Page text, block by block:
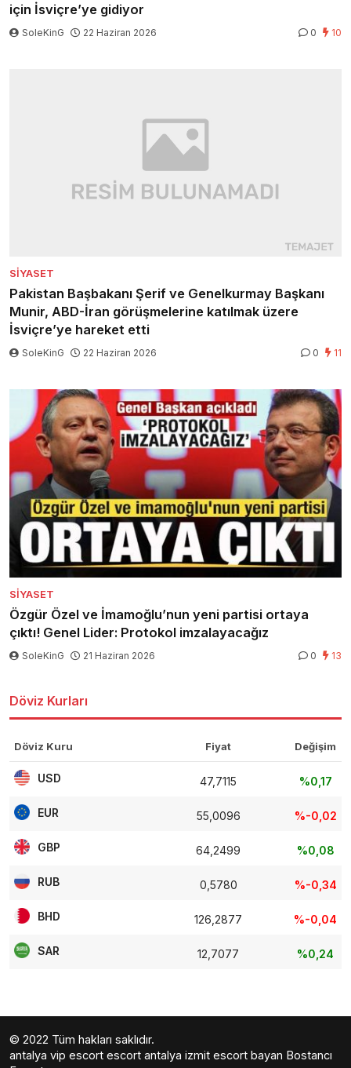
için İsviçre’ye gidiyor
SoleKinG 22 Haziran 2026 0 10
SIYASET
Pakistan Başbakanı Şerif ve Genelkurmay Başkanı
Munir, ABD-İran görüşmelerine katılmak üzere
İsviçre’ye hareket etti
SoleKinG 22 Haziran 2026 0 11
SIYASET
Özgür Özel ve İmamoğlu’nun yeni partisi ortaya
çıktı! Genel Lider: Protokol imzalayacağız
SoleKinG 21 Haziran 2026 0 13
Döviz Kurları
Döviz Kuru Fiyat Değişim
USD 47,7115 %0,17
EUR 55,0096 %-0,02
GBP 64,2499 %0,08
RUB 0,5780 %-0,34
BHD 126,2877 %-0,04
SAR 12,7077 %0,24
© 2022 Tüm hakları saklıdır.
antalya vip escort escort antalya izmit escort bayan Bostancı